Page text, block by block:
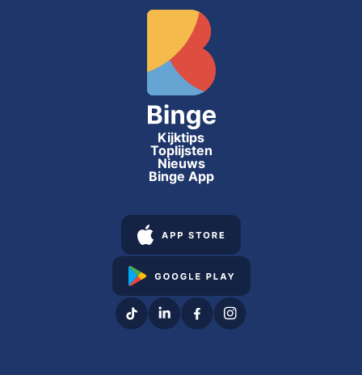
Kijktips
Toplijsten
Nieuws
Binge App